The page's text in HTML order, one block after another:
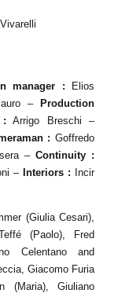
manager : Elios
–
Production
: Arrigo Breschi –
: Goffredo
–Continuity :
– Interiors : Incir
(Giulia Cesari),
(Paolo), Fred
Celentano and
Giacomo Furia
(Maria), Giuliano